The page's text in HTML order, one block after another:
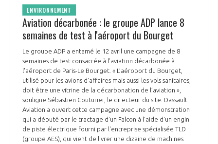
ENVIRONNEMENT
Aviation décarbonée : le groupe ADP lance 8
semaines de test à l'aéroport du Bourget
Le groupe ADP a entamé le 12 avril une campagne de 8
semaines de test consacrée à l'aviation décarbonée à
l'aéroport de Paris-Le Bourget. « L’aéroport du Bourget,
utilisé pour les avions d’affaires mais aussi les vols sanitaires,
doit être une vitrine de la décarbonation de l’aviation »,
souligne Sébastien Couturier, le directeur du site. Dassault
Aviation a ouvert cette campagne avec une démonstration
qui a débuté par le tractage d'un Falcon à l'aide d'un engin
de piste électrique fourni par l'entreprise spécialisée TLD
(groupe AES), qui vient de livrer une dizaine de machines